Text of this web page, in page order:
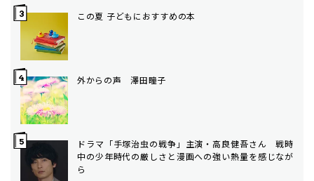
この夏 子どもにおすすめの本
外からの声 澤田瞳子
ドラマ「手塚治虫の戦争」主演・高良健吾さん 戦時
中の少年時代の厳しさと漫画への強い熱量を感じなが
ら